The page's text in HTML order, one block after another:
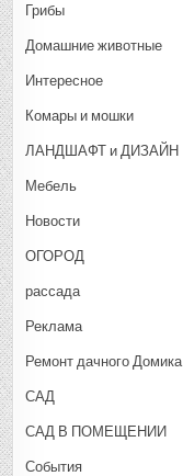
Грибы
Домашние животные
Интересное
Комары и мошки
ЛАНДШАФТ и ДИЗАЙН
Мебель
Новости
ОГОРОД
рассада
Реклама
Ремонт дачного Домика
САД
САД В ПОМЕЩЕНИИ
События